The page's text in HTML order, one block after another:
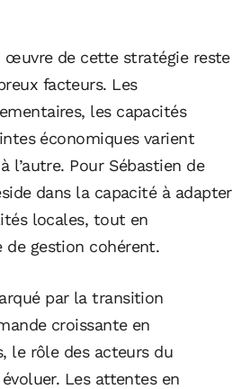
œuvre de cette stratégie reste
facteurs. Les
les capacités
économiques varient
l’autre. Pour Sébastien de
dans la capacité à adapter
locales, tout en
gestion cohérent.
par la transition
croissante en
le rôle des acteurs du
Les attentes en